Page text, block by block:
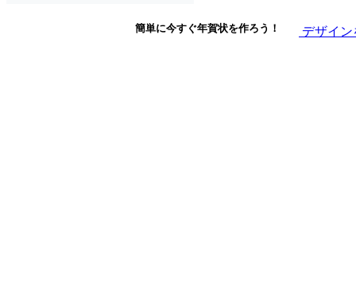
簡単に今すぐ年賀状を作ろう！ デザイ